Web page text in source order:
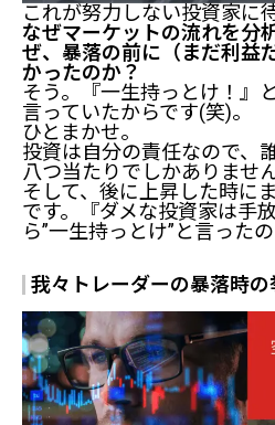
これが努力しない投資家に
なぜマーケットの流れを分
ぜ、暴落の前に（まだ利益
かったのか？
そう。『一生持っとけ！』
言っていたからです(笑)。
ひとまかせ。
投資は自分の責任なので、
八つ当たりでしかありません
そして、後に上昇した時に
です。『ダメな投資家は手
ら”一生持っとけ”と言ったの
我々トレーダーの暴落時の